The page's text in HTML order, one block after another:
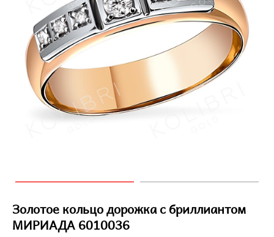
Золотое кольцо дорожка с бриллиантом
МИРИАДА 6010036